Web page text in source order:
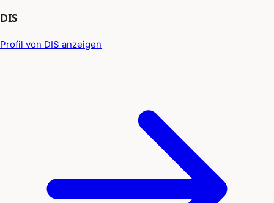
DIS
Profil von DIS anzeigen